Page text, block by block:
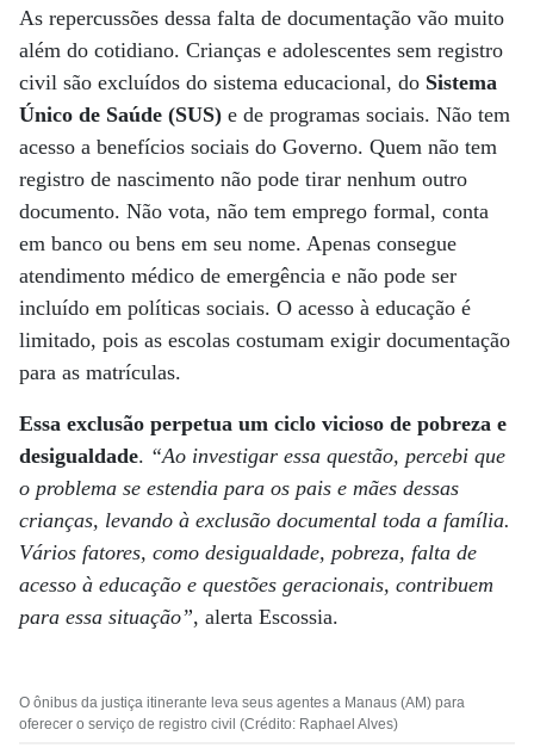
As repercussões dessa falta de documentação vão muito
além do cotidiano. Crianças e adolescentes sem registro
civil são excluídos do sistema educacional, do Sistema
Único de Saúde (SUS) e de programas sociais. Não tem
acesso a benefícios sociais do Governo. Quem não tem
registro de nascimento não pode tirar nenhum outro
documento. Não vota, não tem emprego formal, conta
em banco ou bens em seu nome. Apenas consegue
atendimento médico de emergência e não pode ser
incluído em políticas sociais. O acesso à educação é
limitado, pois as escolas costumam exigir documentação
para as matrículas.
Essa exclusão perpetua um ciclo vicioso de pobreza e
desigualdade. “Ao investigar essa questão, percebi que
o problema se estendia para os pais e mães dessas
crianças, levando à exclusão documental toda a família.
Vários fatores, como desigualdade, pobreza, falta de
acesso à educação e questões geracionais, contribuem
para essa situação”, alerta Escossia.
O ônibus da justiça itinerante leva seus agentes a Manaus (AM) para
oferecer o serviço de registro civil (Crédito: Raphael Alves)